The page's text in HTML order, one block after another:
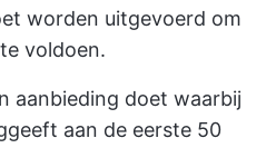
worden uitgevoerd om
voldoen.
aanbieding doet waarbij
aan de eerste 50